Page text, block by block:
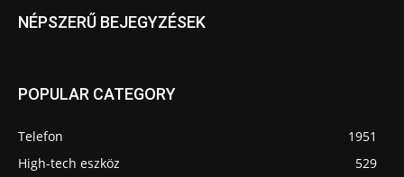
NÉPSZERŰ BEJEGYZÉSEK
POPULAR CATEGORY
Telefon
1951
High-tech eszköz
529